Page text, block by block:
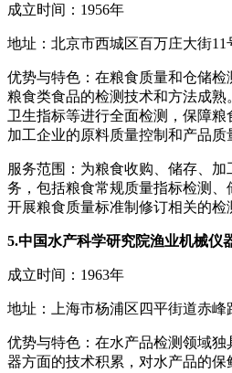
成立时间：1956年
地址：北京市西城区百万庄大街11
优势与特色：在粮食质量和仓储
粮食类食品的检测技术和方法成熟
卫生指标等进行全面检测，保障
加工企业的原料质量控制和产品质
服务范围：为粮食收购、储存、
务，包括粮食常规质量指标检测
开展粮食质量标准制修订相关的检
5.中国水产科学研究院渔业机械仪
成立时间：1963年
地址：上海市杨浦区四平街道赤峰
优势与特色：在水产品检测领域
器方面的技术积累，对水产品的